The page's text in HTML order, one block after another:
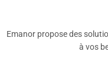
Emanor propose des
à vos